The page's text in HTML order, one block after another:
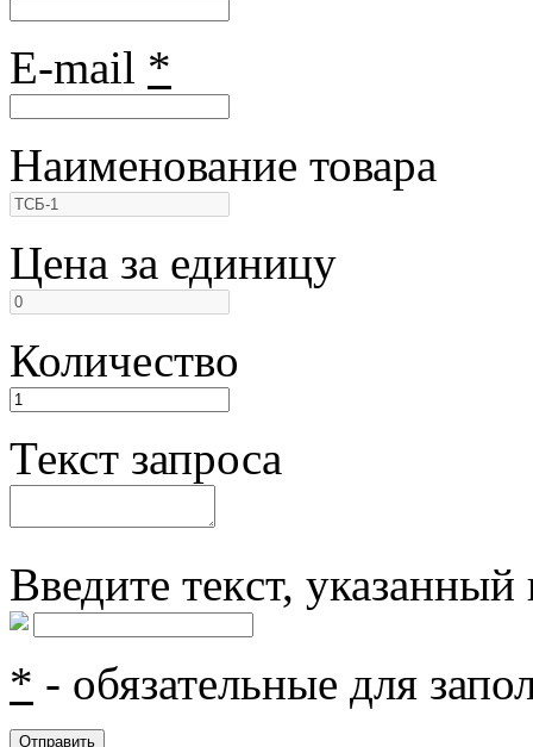
E-mail *
Наименование товара
Цена за единицу
Количество
Текст запроса
Введите текcт, указанный
* - обязательные для
Отправить